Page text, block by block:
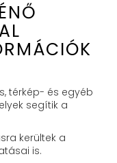
térkép- és egyéb
segítik a
kerültek a
is.